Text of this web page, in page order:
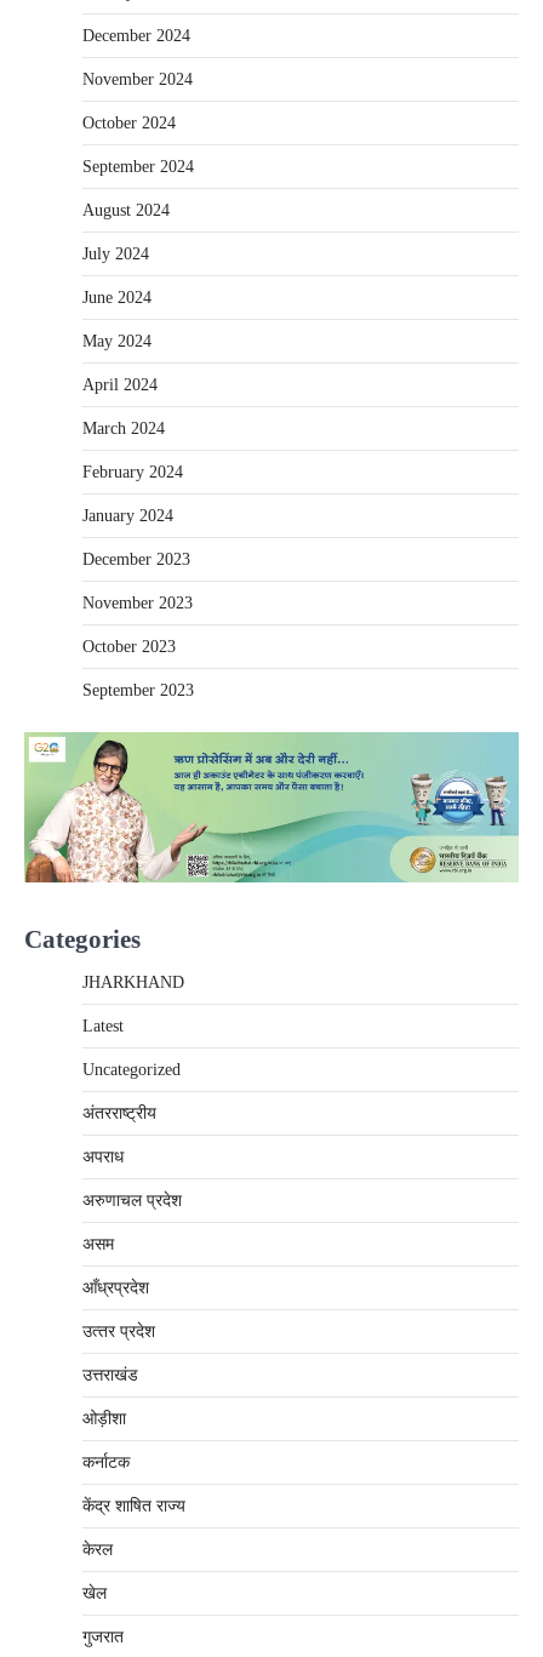
December 2024
November 2024
October 2024
September 2024
August 2024
July 2024
June 2024
May 2024
April 2024
March 2024
February 2024
January 2024
December 2023
November 2023
October 2023
September 2023
Categories
JHARKHAND
Latest
Uncategorized
अंतरराष्‍ट्रीय
अपराध
अरुणाचल प्रदेश
असम
आँध्रप्रदेश
उत्‍तर प्रदेश
उत्तराखंड
ओड़ीशा
कर्नाटक
केंद्र शाषित राज्य
केरल
खेल
गुजरात